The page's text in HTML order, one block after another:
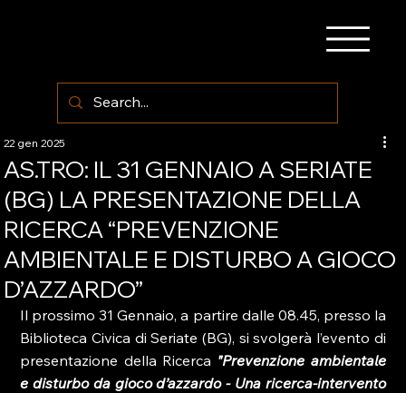
AS.TRO: IL 31 GENNAIO A SERIATE
(BG) LA PRESENTAZIONE DELLA
RICERCA “PREVENZIONE
AMBIENTALE E DISTURBO A GIOCO
D’AZZARDO”
22 gen 2025
Il prossimo 31 Gennaio, a partire dalle 08.45, presso la
Biblioteca Civica di Seriate (BG), si svolgerà l’evento di
presentazione della Ricerca "Prevenzione ambientale
e disturbo da gioco d’azzardo - Una ricerca-intervento